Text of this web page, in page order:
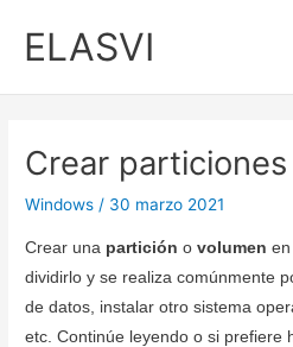
ELASVI
Crear
Windows / 30 marzo 2021
Crear una partición ovolumen
dividirlo y se realiza comúnmente
de datos, instalar otro sistema
etc. Continúe leyendo o si prefiere